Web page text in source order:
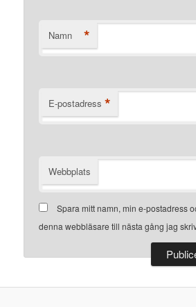
Namn *
E-postadress *
Webbplats
Spara mitt namn, min e-postadress
denna webbläsare till nästa gång jag